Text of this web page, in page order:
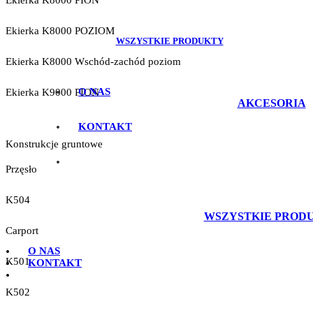
WSZYSTKIE PRODUKTY
O NAS
KONTAKT
AKCESORIA
WSZYSTKIE
O NAS
KONTAKT
Ekierka K8000 POZIOM
Ekierka K8000 Wschód-zachód poziom
Ekierka K9000 PION
Konstrukcje gruntowe
Przęsło
K504
Carport
K501
K502